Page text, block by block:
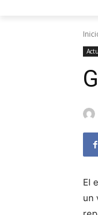
El
un